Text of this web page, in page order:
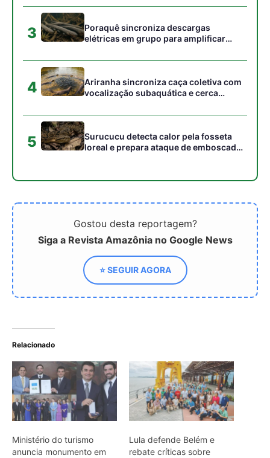
campos
3
Poraquê sincroniza descargas
elétricas em grupo para amplificar
peixes maiores na Amazônia
4
Ariranha sincroniza caça coletiva com
vocalização subaquática e cerca
5
Surucucu detecta calor pela fosseta
loreal e prepara ataque de emboscada
Gostou desta reportagem?
Siga a Revista Amazônia no Google News
⭐ SEGUIR AGORA
Relacionado
Ministério do turismo
anuncia monumento em
Lula defende Belém e
rebate críticas sobre